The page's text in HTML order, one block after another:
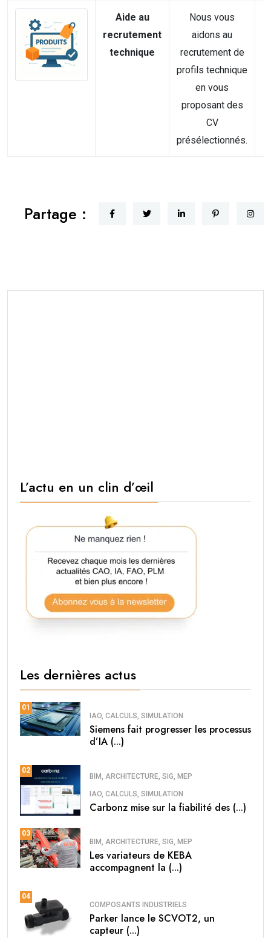
Aide au
recrutement
technique
Nous vous
aidons au
recrutement de
profils technique
en vous
proposant des
CV
présélectionnés.
Partage :
L’actu en un clin d’œil
Les dernières actus
01
IAO, CALCULS, SIMULATION
Siemens fait progresser les processus
d’IA (...)
02
BIM, ARCHITECTURE, SIG, MEP
IAO, CALCULS, SIMULATION
Carbonz mise sur la fiabilité des (...)
03
BIM, ARCHITECTURE, SIG, MEP
Les variateurs de KEBA
accompagnent la (...)
04
COMPOSANTS INDUSTRIELS
Parker lance le SCVOT2, un
capteur (...)